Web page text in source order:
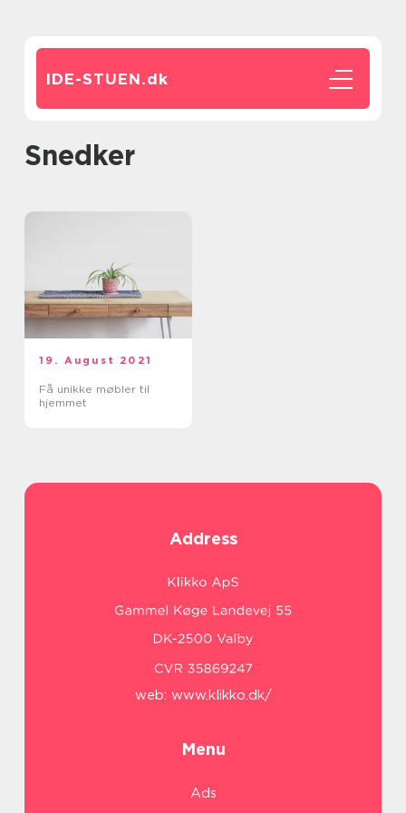
IDE-STUEN.dk
snedker
19. August 2021
Få unikke møbler til
hjemmet
Address
web: www.klikko.dk/
Menu
Ads